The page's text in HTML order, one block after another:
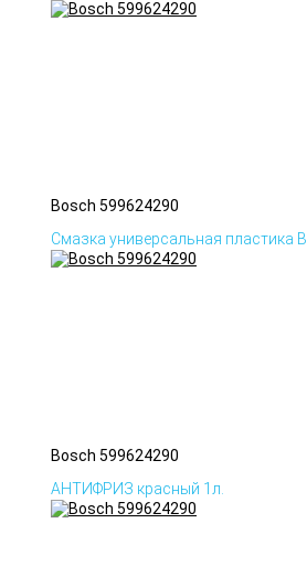
Bosch 599624290
Смазка универсальная пластика
Bosch 599624290
АНТИФРИЗ красный 1л.